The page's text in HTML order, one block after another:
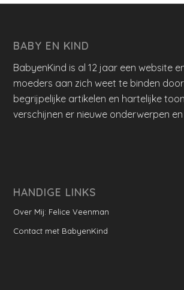
BABY EN KIND
BabyenKind is al 12 jaar een website
moeders aan zich weet te binden
begrijpelijke artikelen en hartelijke
verschijnen er nieuwe onderwerpen
HANDIGE LINKS
Over Mij: Felice Veenman
Contact met BabyenKind